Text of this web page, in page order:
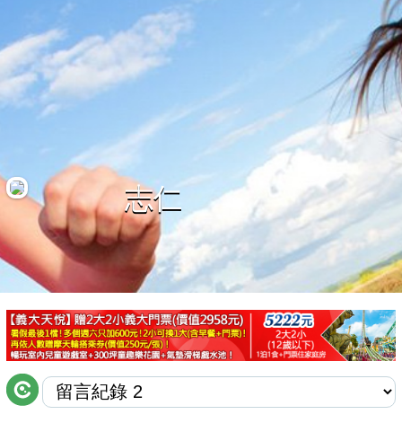
搜尋景點
好康優惠
最新留言
商家合作
推薦景點
討論區
聯絡我們
志仁